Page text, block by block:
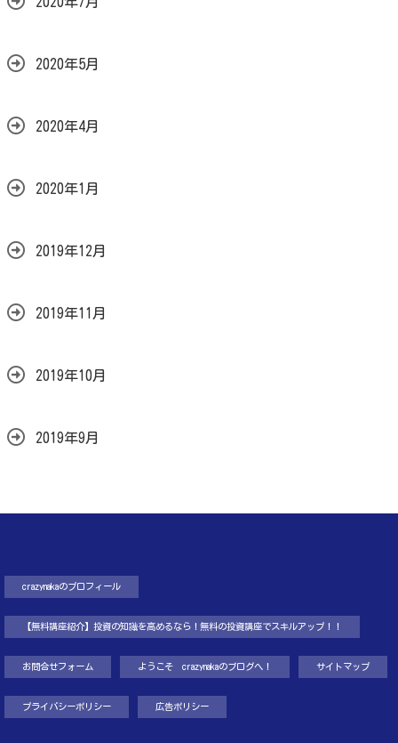
2020年5月
2020年4月
2020年1月
2019年12月
2019年11月
2019年10月
2019年9月
crazynakaのプロフィール
【無料講座紹介】投資の知識を高めるなら！無料の投資講座でスキルアップ！！
お問合せフォーム ようこそ crazynakaのブログへ！ サイトマップ
プライバシーポリシー 広告ポリシー